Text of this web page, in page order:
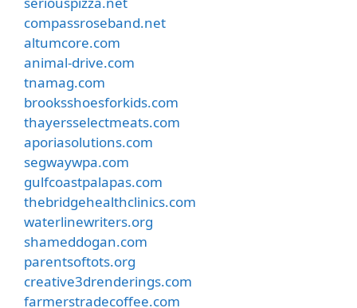
compassroseband.net
altumcore.com
animal-drive.com
tnamag.com
brooksshoesforkids.com
thayersselectmeats.com
aporiasolutions.com
segwaywpa.com
gulfcoastpalapas.com
thebridgehealthclinics.com
waterlinewriters.org
shameddogan.com
parentsoftots.org
creative3drenderings.com
farmerstradecoffee.com